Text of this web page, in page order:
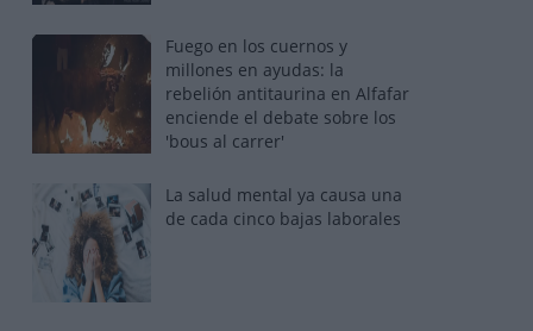
Fuego en los cuernos y
millones en ayudas: la
rebelión antitaurina en Alfafar
enciende el debate sobre los
'bous al carrer'
La salud mental ya causa una
de cada cinco bajas laborales